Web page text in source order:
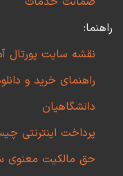
راهنما:
نقشه سایت پورتال
راهنمای خرید و
دانشگاهیان
پرداخت اینترنتی
حق مالکیت معنوی